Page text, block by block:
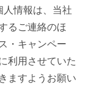
情報は、当社
るご連絡のほ
・キャンペー
利用させていた
ますようお願い